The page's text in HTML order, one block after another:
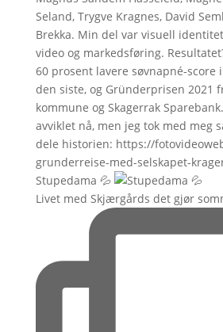
Stupedama 💦
Livet med Skjærgårds det gjør